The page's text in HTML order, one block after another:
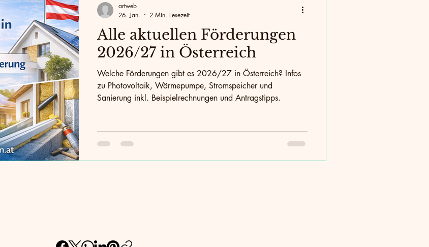
Alle aktuellen Förderungen
2026/27 in Österreich
Welche Förderungen gibt es 2026/27 in Österreich? Infos
zu Photovoltaik, Wärmepumpe, Stromspeicher und
Sanierung inkl. Beispielrechnungen und Antragstipps.
artweb
26. Jan.
2 Min. Lesezeit